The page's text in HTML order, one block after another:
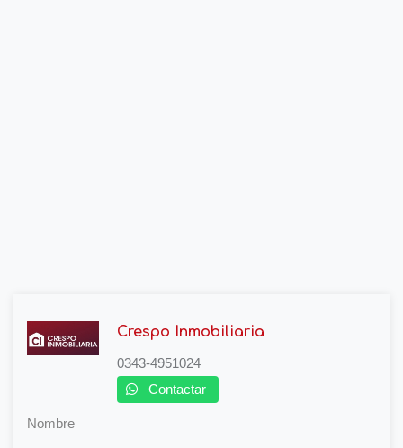
Crespo Inmobiliaria
0343-4951024
Contactar
Nombre